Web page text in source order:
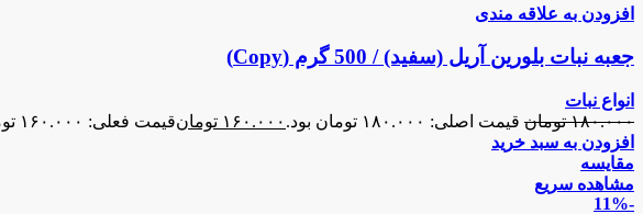
افزودن به علاقه مندی
جعبه نبات بلورین آریل (سفید) / 500 گرم (Copy)
انواع نبات
۱۸۰.۰۰۰ تومان قیمت اصلی: ۱۸۰.۰۰۰ تومان بود. ۱۶۰.۰۰۰ تومانقیمت فعلی: ۱۶۰.۰۰۰ تومان.
افزودن به سبد خرید
مقایسه
مشاهده سریع
-11%